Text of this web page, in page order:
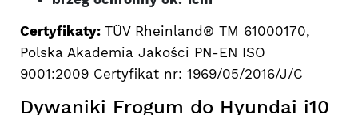
Certyfikaty: TÜV Rheinland® TM 61000170,
Polska Akademia Jakości PN-EN ISO
9001:2009 Certyfikat nr: 1969/05/2016/J/C
Dywaniki Frogum do Hyundai i10